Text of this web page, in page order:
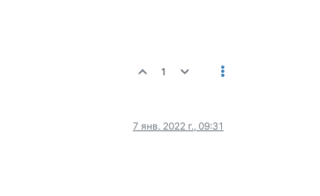
1
7 янв. 2022 г., 09:31